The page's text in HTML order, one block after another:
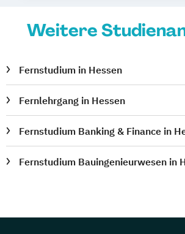
Weitere
Fernstudium in Hessen
Fernlehrgang in Hessen
Fernstudium Banking & Finance in
Fernstudium Bauingenieurwesen in